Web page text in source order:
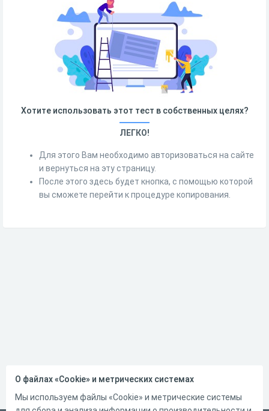
Хотите использовать этот тест в собственных целях?
ЛЕГКО!
Для этого Вам необходимо авторизоваться на сайте
и вернуться на эту страницу.
После этого здесь будет кнопка, с помощью которой
вы сможете перейти к процедуре копирования.
О файлах «Cookie» и метрических системах
Мы используем файлы «Cookie» и метрические системы